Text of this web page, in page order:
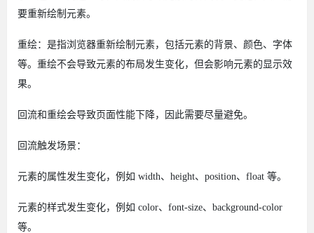
要重新绘制元素。
重绘：是指浏览器重新绘制元素，包括元素的背景、颜色、字体
等。重绘不会导致元素的布局发生变化，但会影响元素的显示效
果。
回流和重绘会导致页面性能下降，因此需要尽量避免。
回流触发场景：
元素的属性发生变化，例如 width、height、position、float 等。
元素的样式发生变化，例如 color、font-size、background-color
等。